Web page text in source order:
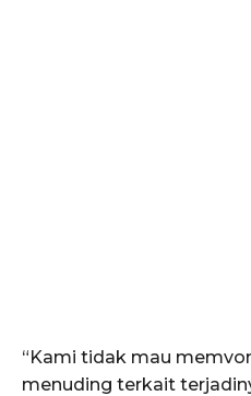
“Kami tidak mau
menuding terkait